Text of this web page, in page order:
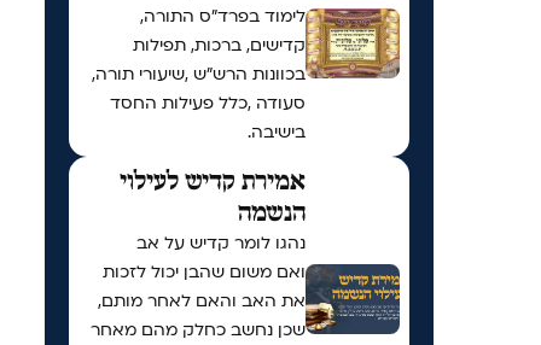
לימוד בפרד"ס התורה,
קדישים, ברכות, תפילות
בכוונות הרש"ש ,שיעורי תורה,
סעודה ,כלל פעילות החסד
בישיבה.
אמירת קדיש לעילוי
הנשמה
נהגו לומר קדיש על אב
ואם משום שהבן יכול לזכות
את האב והאם לאחר מותם,
שכן נחשב כחלק מהם מאחר